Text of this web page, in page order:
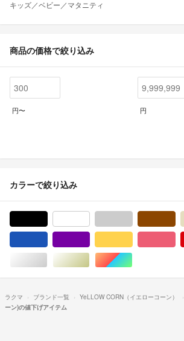
キッズ／ベビー／マタニティ
商品の価格で絞り込み
円〜 円
カラーで絞り込み
シルバー/銀色系ゴールド/金色系マルチカラー
ラクマ ブランド一覧 YeLLOW CORN（イエローコーン）
ーン)の値下げアイテム